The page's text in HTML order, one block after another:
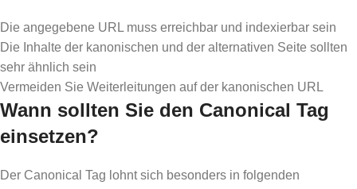
Die angegebene URL muss erreichbar und indexierbar sein
Die Inhalte der kanonischen und der alternativen Seite sollten
sehr ähnlich sein
Vermeiden Sie Weiterleitungen auf der kanonischen URL
Wann sollten Sie den Canonical Tag
einsetzen?
Der Canonical Tag lohnt sich besonders in folgenden